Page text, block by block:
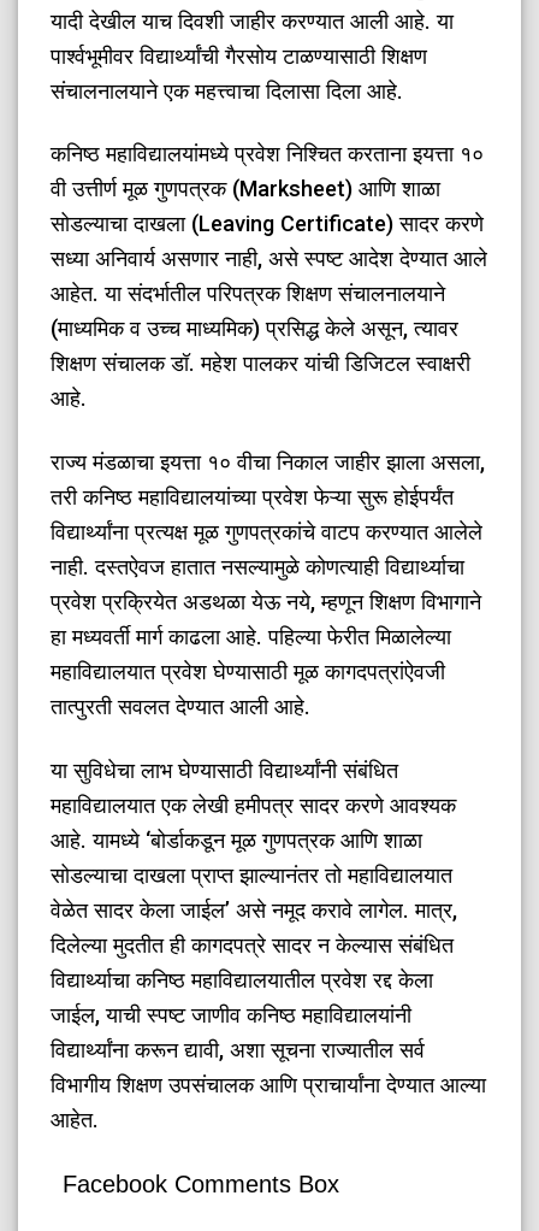
यादी देखील याच दिवशी जाहीर करण्यात आली आहे. या
पार्श्वभूमीवर विद्यार्थ्यांची गैरसोय टाळण्यासाठी शिक्षण
संचालनालयाने एक महत्त्वाचा दिलासा दिला आहे.
​कनिष्ठ महाविद्यालयांमध्ये प्रवेश निश्चित करताना इयत्ता १०
वी उत्तीर्ण मूळ गुणपत्रक (Marksheet) आणि शाळा
सोडल्याचा दाखला (Leaving Certificate) सादर करणे
सध्या अनिवार्य असणार नाही, असे स्पष्ट आदेश देण्यात आले
आहेत. या संदर्भातील परिपत्रक शिक्षण संचालनालयाने
(माध्यमिक व उच्च माध्यमिक) प्रसिद्ध केले असून, त्यावर
शिक्षण संचालक डॉ. महेश पालकर यांची डिजिटल स्वाक्षरी
आहे.
​राज्य मंडळाचा इयत्ता १० वीचा निकाल जाहीर झाला असला,
तरी कनिष्ठ महाविद्यालयांच्या प्रवेश फेऱ्या सुरू होईपर्यंत
विद्यार्थ्यांना प्रत्यक्ष मूळ गुणपत्रकांचे वाटप करण्यात आलेले
नाही. दस्तऐवज हातात नसल्यामुळे कोणत्याही विद्यार्थ्याचा
प्रवेश प्रक्रियेत अडथळा येऊ नये, म्हणून शिक्षण विभागाने
हा मध्यवर्ती मार्ग काढला आहे. पहिल्या फेरीत मिळालेल्या
महाविद्यालयात प्रवेश घेण्यासाठी मूळ कागदपत्रांऐवजी
तात्पुरती सवलत देण्यात आली आहे.
​या सुविधेचा लाभ घेण्यासाठी विद्यार्थ्यांनी संबंधित
महाविद्यालयात एक लेखी हमीपत्र सादर करणे आवश्यक
आहे. यामध्ये ‘बोर्डाकडून मूळ गुणपत्रक आणि शाळा
सोडल्याचा दाखला प्राप्त झाल्यानंतर तो महाविद्यालयात
वेळेत सादर केला जाईल’ असे नमूद करावे लागेल. मात्र,
दिलेल्या मुदतीत ही कागदपत्रे सादर न केल्यास संबंधित
विद्यार्थ्याचा कनिष्ठ महाविद्यालयातील प्रवेश रद्द केला
जाईल, याची स्पष्ट जाणीव कनिष्ठ महाविद्यालयांनी
विद्यार्थ्यांना करून द्यावी, अशा सूचना राज्यातील सर्व
विभागीय शिक्षण उपसंचालक आणि प्राचार्यांना देण्यात आल्या
आहेत.
Facebook Comments Box